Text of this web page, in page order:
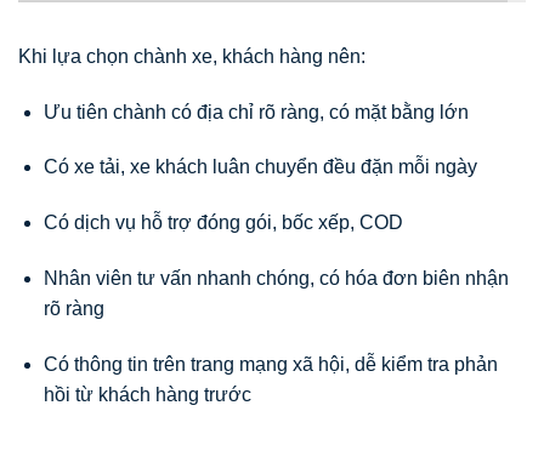
Khi lựa chọn chành xe, khách hàng nên:
Ưu tiên chành có địa chỉ rõ ràng, có mặt bằng lớn
Có xe tải, xe khách luân chuyển đều đặn mỗi ngày
Có dịch vụ hỗ trợ đóng gói, bốc xếp, COD
Nhân viên tư vấn nhanh chóng, có hóa đơn biên nhận
rõ ràng
Có thông tin trên trang mạng xã hội, dễ kiểm tra phản
hồi từ khách hàng trước